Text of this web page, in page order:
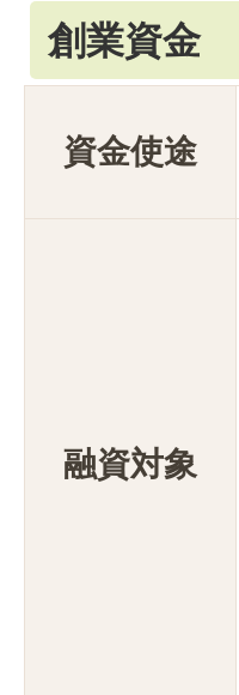
創業資金
資金使途
融資対象